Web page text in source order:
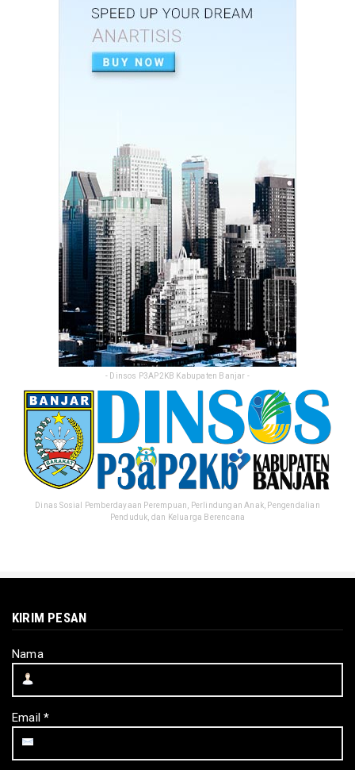
Feb 26, 2026
UNCATEGORIZED
Perkuat Sinergi, Pemkab Banjar Gelar Rakor
TP3S untuk Perta...
- Dinsos P3AP2KB Kabupaten Banjar -
Dinas Sosial Pemberdayaan Perempuan, Perlindungan Anak, Pengendalian
Penduduk, dan Keluarga Berencana
KIRIM PESAN
Nama
Email*